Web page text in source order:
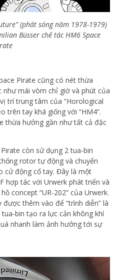
(phát sóng năm 1978-1979)
Büsser chế tác HM6 Space
Pirate cũng có nét thừa
mái vòm chỉ giờ và phút của
trí trung tâm của “Horological
trên tay khá giống với “HM4”.
thừa hưởng gần như tất cả đặc
còn sử dụng 2 tua-bin
rotor tự động và chuyển
cử động cổ tay. Đây là một
hợp tác với Urwerk phát triển và
concept “UR-202” của Urwerk.
thêm vào để “trình diễn” là
bin tạo ra lực cản không khí
nhanh làm ảnh hưởng tới sự